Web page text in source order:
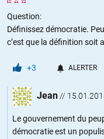
Question:
Définissez démocratie.
c’est que la définition soit
+3 ALERTER
Jean//
Le gouvernement du
démocratie est un